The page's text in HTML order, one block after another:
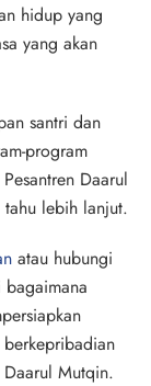
hidup yang
yang akan
santri dan
program
Daarul
lebih lanjut.
atau hubungi
bagaimana
Mutqin.